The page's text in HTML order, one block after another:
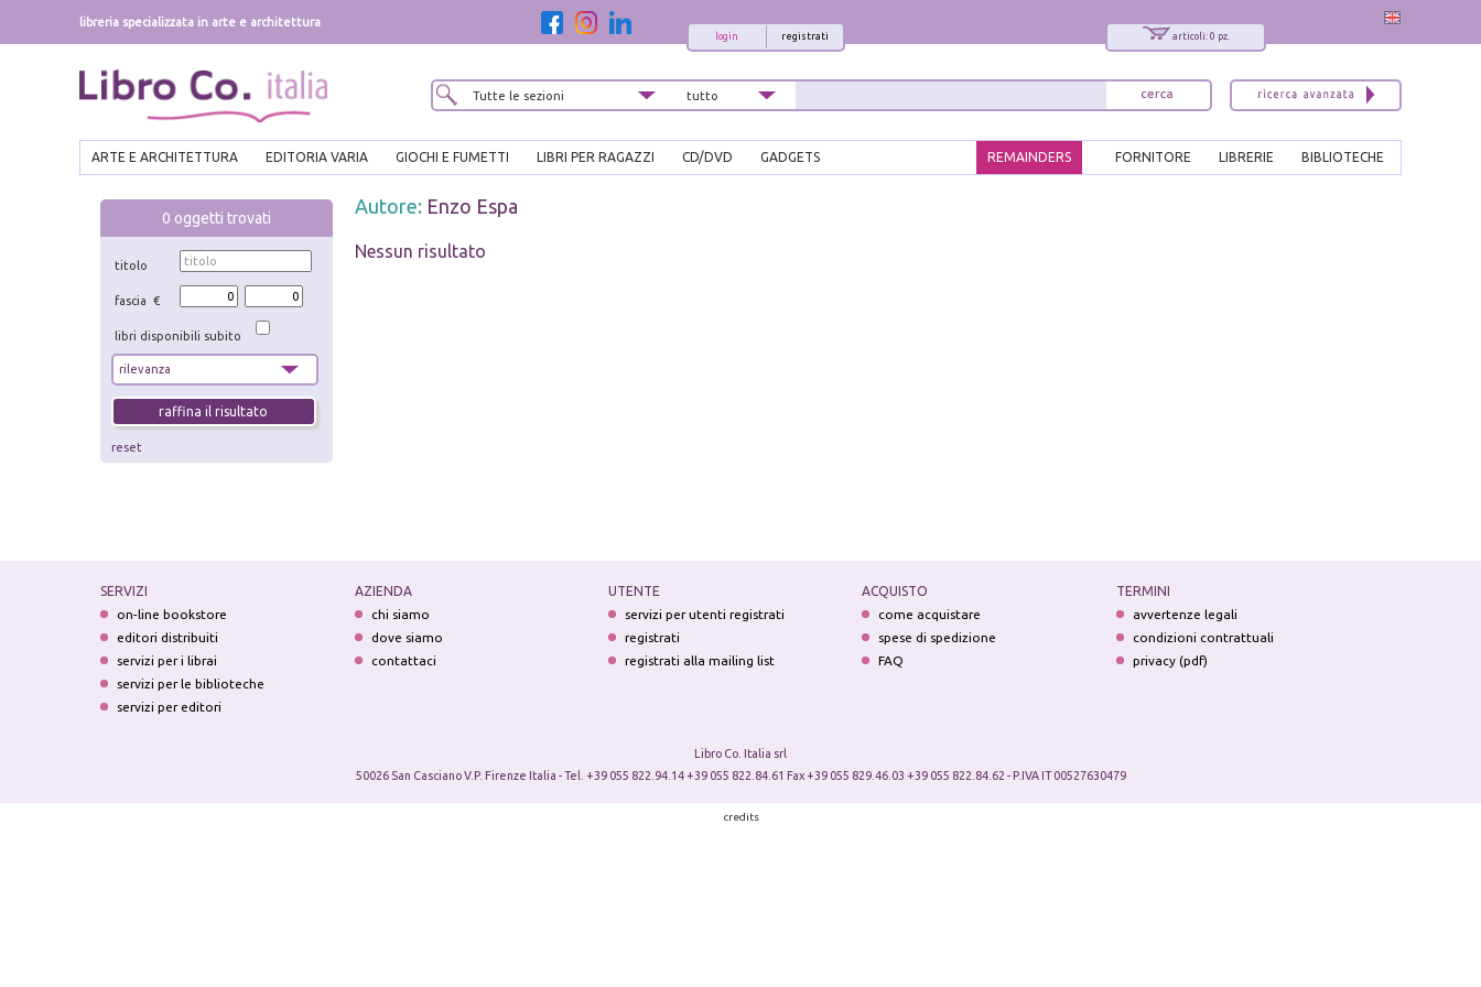
libreria specializzata in arte e architettura
articoli: 0 pz.
registrati
login
ARTE E ARCHITETTURA EDITORIA VARIA GIOCHI E FUMETTI LIBRI PER RAGAZZI CD/DVD GADGETS BIBLIOTECHE
LIBRERIE
FORNITORE
REMAINDERS
0 oggetti trovati
titolo
fascia €
libri disponibili subito
reset
Autore: Enzo Espa
Nessun risultato
SERVIZI
on-line bookstore
editori distribuiti
servizi per i librai
servizi per le biblioteche
servizi per editori
AZIENDA
chi siamo
dove siamo
contattaci
UTENTE
servizi per utenti registrati
registrati
registrati alla mailing list
ACQUISTO
come acquistare
spese di spedizione
FAQ
TERMINI
avvertenze legali
condizioni contrattuali
privacy (pdf)
Libro Co. Italia srl
50026 San Casciano V.P. Firenze Italia - Tel. +39 055 822.94.14 +39 055 822.84.61 Fax +39 055 829.46.03 +39 055 822.84.62 - P.IVA IT 00527630479
credits